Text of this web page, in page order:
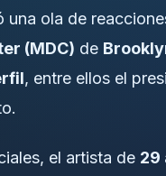
una ola de
(MDC) de
, entre ellos el
el artista de 29